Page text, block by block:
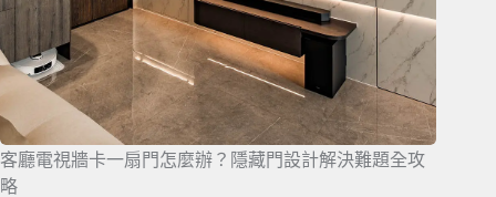
客廳電視牆卡一扇門怎麼辦？隱藏門設計解決難題全攻
略